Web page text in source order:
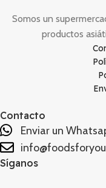
Somos un
productos
Contacto
Enviar un
Síganos